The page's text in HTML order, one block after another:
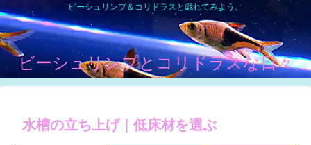
ビーシュリンプ＆コリドラスと戯れてみよう。
ビーシュリンプとコリドラスな日々
水槽の立ち上げ｜低床材を選ぶ